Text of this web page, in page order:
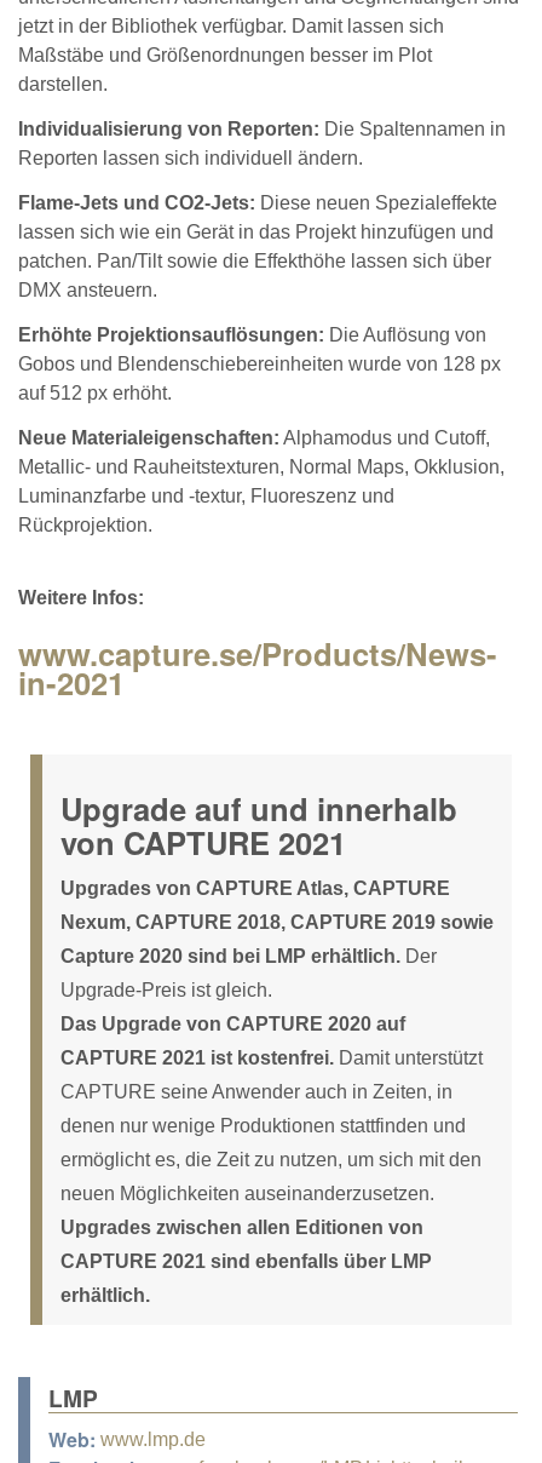
jetzt in der Bibliothek verfügbar. Damit lassen sich
Maßstäbe und Größenordnungen besser im Plot
darstellen.
Individualisierung von Reporten: Die Spaltennamen in
Reporten lassen sich individuell ändern.
Flame-Jets und CO2-Jets: Diese neuen Spezialeffekte
lassen sich wie ein Gerät in das Projekt hinzufügen und
patchen. Pan/Tilt sowie die Effekthöhe lassen sich über
DMX ansteuern.
Erhöhte Projektionsauflösungen: Die Auflösung von
Gobos und Blendenschiebereinheiten wurde von 128 px
auf 512 px erhöht.
Neue Materialeigenschaften: Alphamodus und Cutoff,
Metallic- und Rauheitstexturen, Normal Maps, Okklusion,
Luminanzfarbe und -textur, Fluoreszenz und
Rückprojektion.
Weitere Infos:
www.capture.se/Products/News-
in-2021
Upgrade auf und innerhalb
von CAPTURE 2021
Upgrades von CAPTURE Atlas, CAPTURE
Nexum, CAPTURE 2018, CAPTURE 2019 sowie
Capture 2020 sind bei LMP erhältlich. Der
Upgrade-Preis ist gleich.
Das Upgrade von CAPTURE 2020 auf
CAPTURE 2021 ist kostenfrei. Damit unterstützt
CAPTURE seine Anwender auch in Zeiten, in
denen nur wenige Produktionen stattfinden und
ermöglicht es, die Zeit zu nutzen, um sich mit den
neuen Möglichkeiten auseinanderzusetzen.
Upgrades zwischen allen Editionen von
CAPTURE 2021 sind ebenfalls über LMP
erhältlich.
LMP
Web: www.lmp.de